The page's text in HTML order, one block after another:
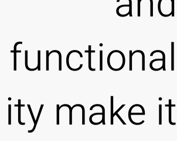
functional
ity make it